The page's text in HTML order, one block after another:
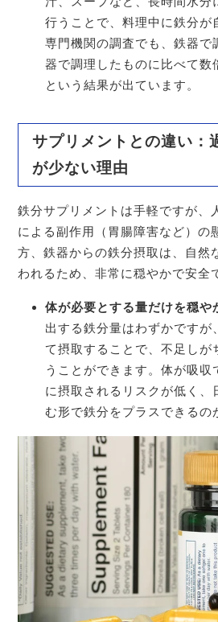
行うことで、料理中に鉄分が
専門機関の調査でも、鉄器で
器で調理したものに比べて数
という結果が出ています。
サプリメントとの違い：
が少ない理由
鉄分サプリメントは手軽ですが、
による副作用（胃腸障害など）の
方、鉄器からの鉄分摂取は、自然
われるため、非常に穏やかで安全
体が必要とする量だけを穏や
出する鉄分量はわずかですが
て摂取することで、不足しが
うことができます。体が吸収
に摂取されるリスクが低く、
む形で鉄分をプラスできるの